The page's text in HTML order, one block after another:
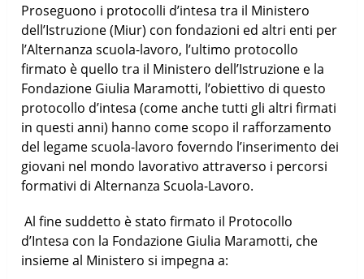
Proseguono i protocolli d’intesa tra il Ministero
dell’Istruzione (Miur) con fondazioni ed altri enti per
l’Alternanza scuola-lavoro, l’ultimo protocollo
firmato è quello tra il Ministero dell’Istruzione e la
Fondazione Giulia Maramotti, l’obiettivo di questo
protocollo d’intesa (come anche tutti gli altri firmati
in questi anni) hanno come scopo il rafforzamento
del legame scuola-lavoro foverndo l’inserimento dei
giovani nel mondo lavorativo attraverso i percorsi
formativi di Alternanza Scuola-Lavoro.
Al fine suddetto è stato firmato il Protocollo
d’Intesa con la Fondazione Giulia Maramotti, che
insieme al Ministero si impegna a: